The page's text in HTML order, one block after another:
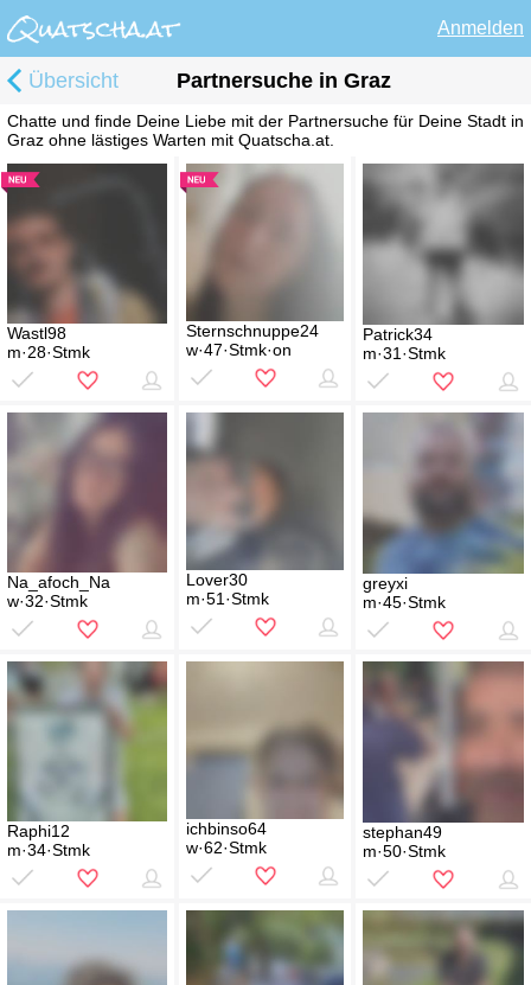
Anmelden
Übersicht Partnersuche in Graz
Chatte und finde Deine Liebe mit der Partnersuche für Deine Stadt in
Graz ohne lästiges Warten mit Quatscha.at.
Wastl98
m·28·Stmk
Sternschnuppe24
w·47·Stmk·on
Patrick34
m·31·Stmk
Na_afoch_Na
w·32·Stmk
Lover30
m·51·Stmk
greyxi
m·45·Stmk
Raphi12
m·34·Stmk
ichbinso64
w·62·Stmk
stephan49
m·50·Stmk